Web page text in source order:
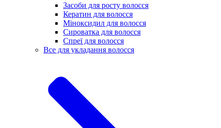
Засоби для росту волосся
Кератин для волосся
Міноксидил для волосся
Сироватка для волосся
Спреї для волосся
Все для укладання волосся